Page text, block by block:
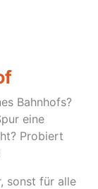
Bahnhofs?
eine
Probiert
sonst für alle